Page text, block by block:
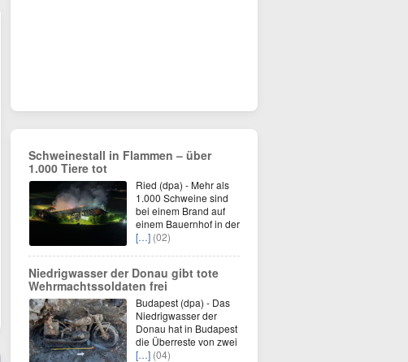
Schweinestall in Flammen – über
1.000 Tiere tot
Ried (dpa) - Mehr als
1.000 Schweine sind
bei einem Brand auf
einem Bauernhof in der
[…] (02)
Niedrigwasser der Donau gibt tote
Wehrmachtssoldaten frei
Budapest (dpa) - Das
Niedrigwasser der
Donau hat in Budapest
die Überreste von zwei
[…] (04)